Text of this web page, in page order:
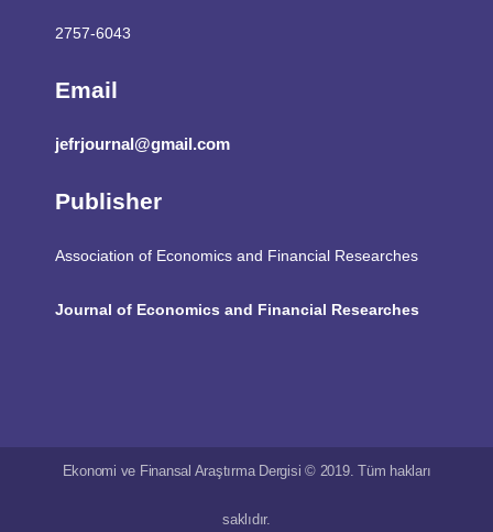
2757-6043
Email
jefrjournal@gmail.com
Publisher
Association of Economics and Financial Researches
Journal of Economics and Financial Researches
Ekonomi ve Finansal Araştırma Dergisi © 2019. Tüm hakları
saklıdır.